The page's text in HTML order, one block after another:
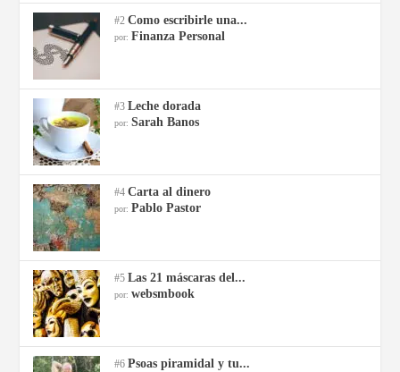
#2Como escribirle una...
por:Finanza Personal
#3Leche dorada
por:Sarah Banos
#4Carta al dinero
por:Pablo Pastor
#5Las 21 máscaras del...
por:websmbook
#6Psoas piramidal y tu...